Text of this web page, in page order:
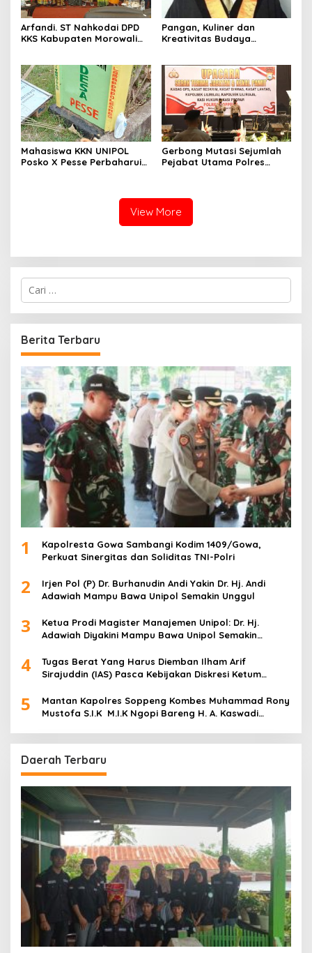
Arfandi. ST Nahkodai DPD
KKS Kabupaten Morowali
Pangan, Kuliner dan
Kreativitas Budaya
Mahasiswa KKN UNIPOL
Posko X Pesse Perbaharui
Gerbong Mutasi Sejumlah
Pejabat Utama Polres
View More
C
i
u
n
t
u
:
Berita Terbaru
1
Kapolresta Gowa Sambangi Kodim 1409/Gowa,
Perkuat Sinergitas dan Soliditas TNI-Polri
2
Irjen Pol (P) Dr. Burhanudin Andi Yakin Dr. Hj. Andi
Adawiah Mampu Bawa Unipol Semakin Unggul
3
Ketua Prodi Magister Manajemen Unipol: Dr. Hj.
Adawiah Diyakini Mampu Bawa Unipol Semakin
4
Tugas Berat Yang Harus Diemban Ilham Arif
Sirajuddin (IAS) Pasca Kebijakan Diskresi Ketum
5
Mantan Kapolres Soppeng Kombes Muhammad Rony
Mustofa S.I.K M.I.K Ngopi Bareng H. A. Kaswadi
Daerah Terbaru